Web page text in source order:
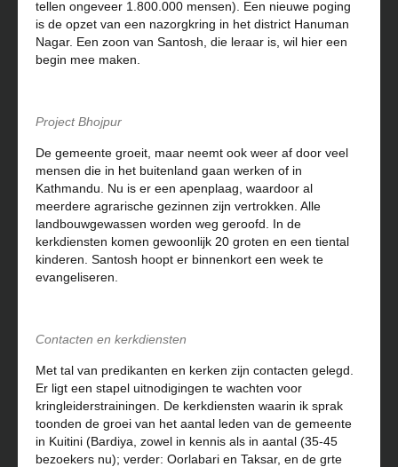
tellen ongeveer 1.800.000 mensen). Een nieuwe poging
is de opzet van een nazorgkring in het district Hanuman
Nagar. Een zoon van Santosh, die leraar is, wil hier een
begin mee maken.
Project Bhojpur
De gemeente groeit, maar neemt ook weer af door veel
mensen die in het buitenland gaan werken of in
Kathmandu. Nu is er een apenplaag, waardoor al
meerdere agrarische gezinnen zijn vertrokken. Alle
landbouwgewassen worden weg geroofd. In de
kerkdiensten komen gewoonlijk 20 groten en een tiental
kinderen. Santosh hoopt er binnenkort een week te
evangeliseren.
Contacten en kerkdiensten
Met tal van predikanten en kerken zijn contacten gelegd.
Er ligt een stapel uitnodigingen te wachten voor
kringleiderstrainingen. De kerkdiensten waarin ik sprak
toonden de groei van het aantal leden van de gemeente
in Kuitini (Bardiya, zowel in kennis als in aantal (35-45
bezoekers nu); verder: Oorlabari en Taksar, en de grte